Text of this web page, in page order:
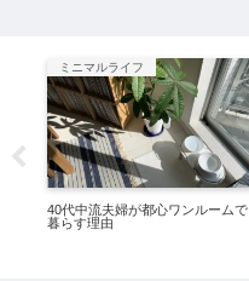
ミニマルライフ
40代中流夫婦が都心ワンルームで
暮らす理由